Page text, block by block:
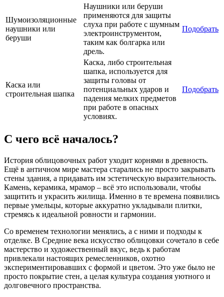
Шумоизоляционные
наушники или
беруши
Наушники или беруши
применяются для защиты
слуха при работе с шумным
электроинструментом,
таким как болгарка или
дрель.
Подобрать
Каска или
строительная шапка
Каска, либо строительная
шапка, используется для
защиты головы от
потенциальных ударов и
падения мелких предметов
при работе в опасных
условиях.
Подобрать
С чего всё началось?
История облицовочных работ уходит корнями в древность.
Ещё в античном мире мастера старались не просто закрывать
стены здания, а придавать им эстетическую выразительность.
Камень, керамика, мрамор – всё это использовали, чтобы
защитить и украсить жилища. Именно в те времена появились
первые умельцы, которые аккуратно укладывали плитки,
стремясь к идеальной ровности и гармонии.
Со временем технологии менялись, а с ними и подходы к
отделке. В Средние века искусство облицовки сочетало в себе
мастерство и художественный вкус, ведь к работам
привлекали настоящих ремесленников, охотно
экспериментировавших с формой и цветом. Это уже было не
просто покрытие стен, а целая культура создания уютного и
долговечного пространства.